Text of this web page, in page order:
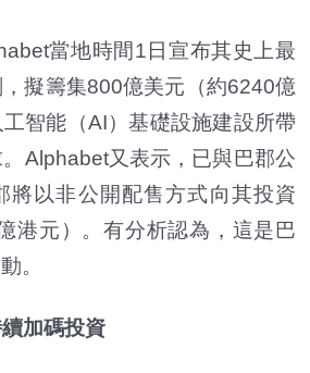
當地時間1日宣布其史上最
擬籌集800億美元（約6240億
智能（AI）基礎設施建設所帶
Alphabet又表示，已與巴郡公
將以非公開配售方式向其投資
港元）。有分析認為，這是巴
。
加碼投資